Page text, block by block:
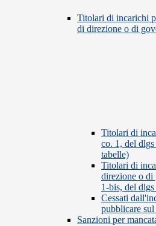
Titolari di incarichi
di direzione o di
Titolari di
co. 1, del
tabelle)
Titolari di
direzione o di
1-bis, del
Cessati
pubblicare
Sanzioni per